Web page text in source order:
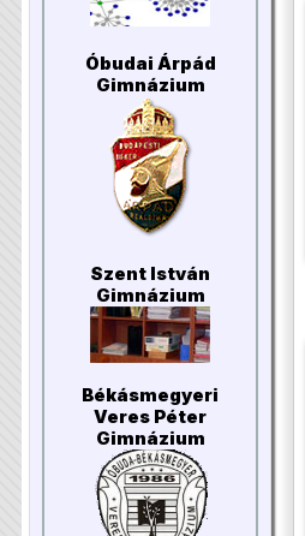
Óbudai Árpád
Gimnázium
Szent István
Gimnázium
Békásmegyeri
Veres Péter
Gimnázium